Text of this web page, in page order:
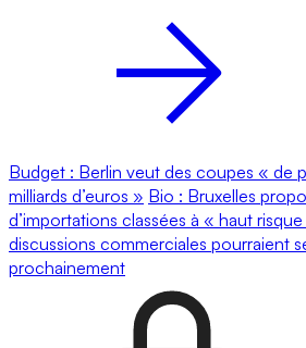
Budget : Berlin veut des coupes « de
milliards d’euros » Bio : Bruxelles
d’importations classées à « haut
discussions commerciales pourraient
prochainement